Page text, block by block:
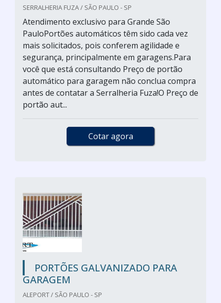
SERRALHERIA FUZA / SÃO PAULO - SP
Atendimento exclusivo para Grande São
PauloPortões automáticos têm sido cada vez
mais solicitados, pois conferem agilidade e
segurança, principalmente em garagens.Para
você que está consultando Preço de portão
automático para garagem não conclua compra
antes de contatar a Serralheria Fuza!O Preço de
portão aut...
Cotar agora
PORTÕES GALVANIZADO PARA
GARAGEM
ALEPORT / SÃO PAULO - SP